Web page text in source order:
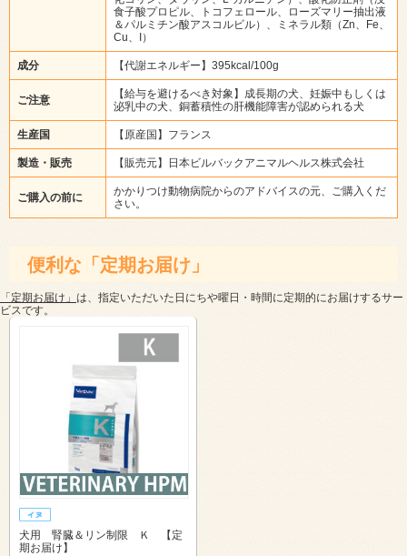
食子酸プロピル、トコフェロール、ローズマリー抽出液
＆パルミチン酸アスコルビル）、ミネラル類（Zn、Fe、
Cu、I）
成分 【代謝エネルギー】395kcal/100g
ご注意
【給与を避けるべき対象】成長期の犬、妊娠中もしくは
泌乳中の犬、銅蓄積性の肝機能障害が認められる犬
生産国 【原産国】フランス
製造・販売 【販売元】日本ビルバックアニマルヘルス株式会社
ご購入の前に
かかりつけ動物病院からのアドバイスの元、ご購入くだ
さい。
便利な「定期お届け」
「定期お届け」 は、指定いただいた日にちや曜日・時間に定期的にお届けするサー
ビスです。
犬用 腎臓＆リン制限 Ｋ 【定
期お届け】